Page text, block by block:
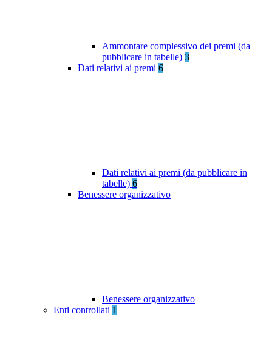
Ammontare complessivo dei premi (da
pubblicare in tabelle) 3
Dati relativi ai premi 6
Dati relativi ai premi (da pubblicare in
tabelle) 6
Benessere organizzativo
Benessere organizzativo
Enti controllati 1